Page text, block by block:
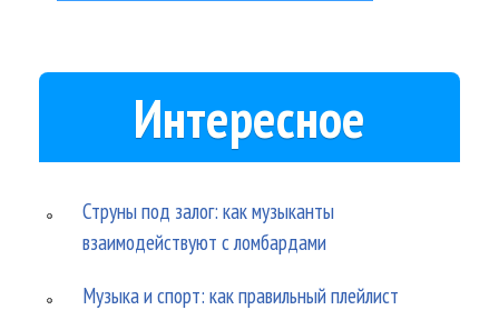
Интересное
Струны под залог: как музыканты
взаимодействуют с ломбардами
Музыка и спорт: как правильный плейлист